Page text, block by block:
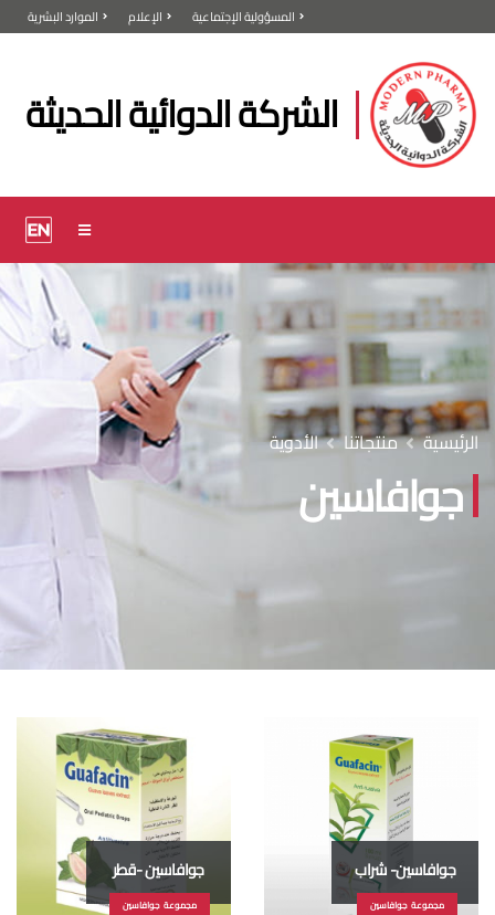
المسؤولية الإجتماعية الإعلام الموارد البشرية
الشركة الدوائية الحديثة
جوافاسين
الرئيسية منتجاتنا الأدوية
جوافاسين- شراب
مجموعة جوافاسين
جوافاسين -قطر
مجموعة جوافاسين